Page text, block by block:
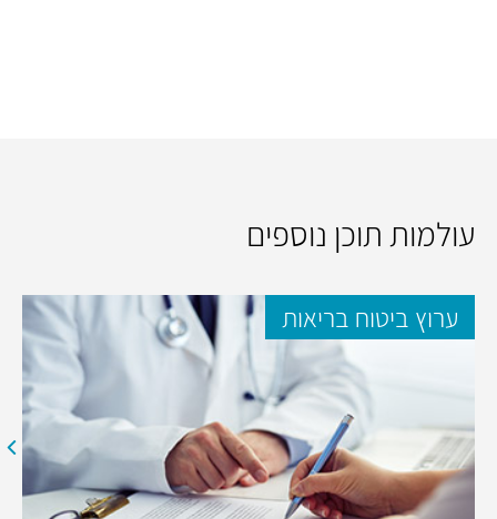
עולמות תוכן נוספים
ערוץ ביטוח בריאות